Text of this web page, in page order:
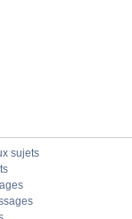
sujets